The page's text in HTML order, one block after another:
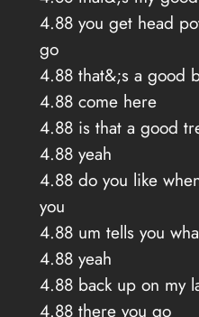
4.88 you get head
go
4.88 that&;s a good
4.88 come here
4.88 is that a good
4.88 yeah
4.88 do you like
you
4.88 um tells you
4.88 yeah
4.88 back up on my
4.88 there you go